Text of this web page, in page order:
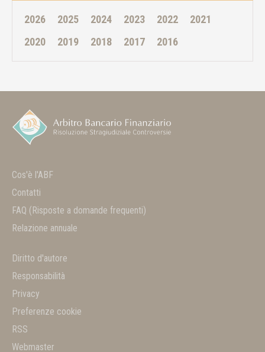
2026 2025 2024 2023 2022
2021
2020
2019 2018 2017 2016
Cos'è l'ABF
Contatti
FAQ (Risposte a domande frequenti)
Relazione annuale
Diritto d'autore
Responsabilità
Privacy
Preferenze cookie
RSS
Webmaster